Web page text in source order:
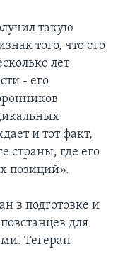
такую
того, что его
лет
- его
и тот факт,
страны, где его
позиций».
в подготовке и
для
Тегеран